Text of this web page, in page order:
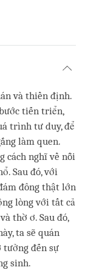
và thiền định.
tiến triển,
trình tư duy, để
làm quen.
cách nghĩ về nỗi
Sau đó, với
đông thật lớn
lòng với tất cả
thờ ơ. Sau đó,
ta sẽ quán
tưởng đến sự
sinh.